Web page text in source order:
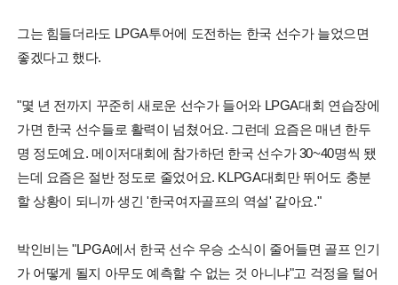
그는 힘들더라도 LPGA투어에 도전하는 한국 선수가 늘었으면
좋겠다고 했다.
"몇 년 전까지 꾸준히 새로운 선수가 들어와 LPGA대회 연습장에
가면 한국 선수들로 활력이 넘쳤어요. 그런데 요즘은 매년 한두
명 정도예요. 메이저대회에 참가하던 한국 선수가 30~40명씩 됐
는데 요즘은 절반 정도로 줄었어요. KLPGA대회만 뛰어도 충분
할 상황이 되니까 생긴 '한국여자골프의 역설' 같아요."
박인비는 "LPGA에서 한국 선수 우승 소식이 줄어들면 골프 인기
가 어떻게 될지 아무도 예측할 수 없는 것 아니냐"고 걱정을 털어